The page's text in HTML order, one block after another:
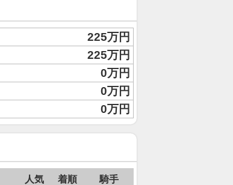
225万円
225万円
0万円
0万円
0万円
人気 着順 騎手